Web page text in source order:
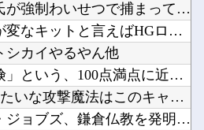
【画像】女さん「彼氏が強制わいせつで捕まって謝罪の手紙が来た...
【ガンプラ】成型色が変なキットと言えばHGローゼンズール他
シカイやるやん他
アニメ「ダイの大冒険」という、100点満点に近い再アニメ化作...
『DQ4』、『FF9』みたいな攻撃魔法はこのキャラって決まっ...
【朗報】スティーブ・ジョブズ、鎌倉仏教を発明する他